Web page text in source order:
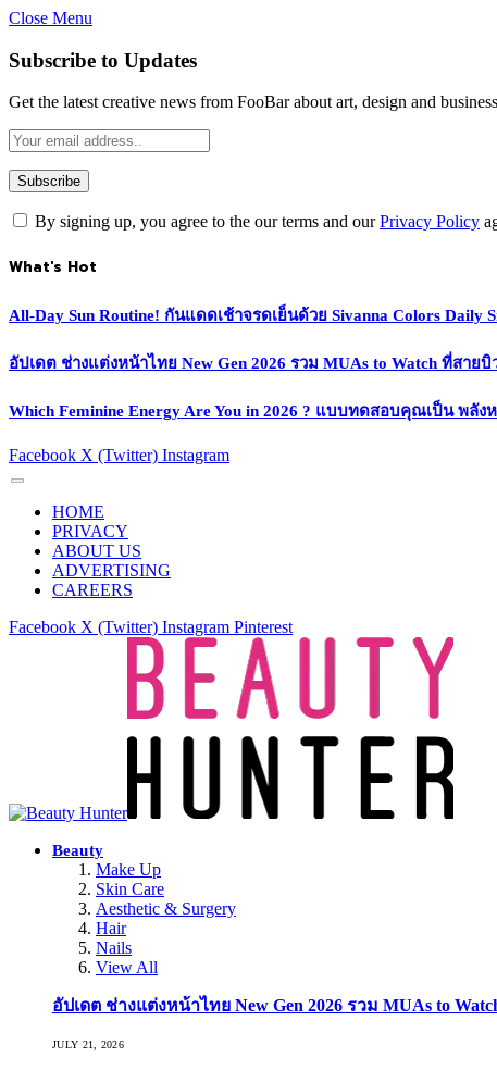
Close Menu
Subscribe to Updates
Get the latest creative news from FooBar about art, design and
By signing up, you agree to the our terms and ourPrivacy Policy
What's Hot
All-Day Sun Routine! กันแดดเช้าจรดเย็นด้วย Sivanna Colors Daily
อัปเดต ช่างแต่งหน้าไทย New Gen 2026 รวม MUAs to Watch ที่สาย
Which Feminine Energy Are You in 2026 ? แบบทดสอบคุณเป็น พลั
Facebook X (Twitter) Instagram
HOME
PRIVACY
ABOUT US
ADVERTISING
CAREERS
Facebook X (Twitter) Instagram Pinterest
Beauty
Make Up
Skin Care
Aesthetic & Surgery
Hair
Nails
View All
อัปเดต ช่างแต่งหน้าไทย New Gen 2026 รวม MUAs to
JULY 21, 2026